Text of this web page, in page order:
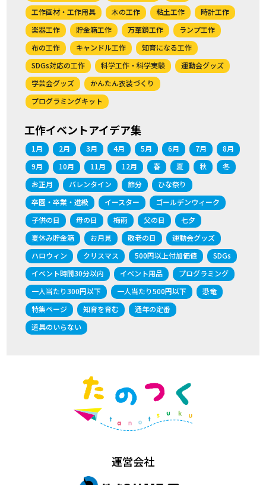
工作画材・工作用具
木の工作 粘土工作
時計工作
楽器工作
貯金箱工作 万華鏡工作
ランプ工作
布の工作
キャンドル工作
知育になる工作
SDGs対応の工作
科学工作・科学実験
運動会グッズ
学芸会グッズ
かんたん衣装づくり
プログラミングキット
工作イベントアイデア集
1月 2月 3月 4月 5月 6月 7月
8月
9月
10月 11月 12月 春 夏 秋
冬
お正月
バレンタイン 節分
ひな祭り
卒園・卒業・進級
イースター
ゴールデンウィーク
子供の日
母の日 梅雨 父の日
七夕
夏休み貯金箱
お月見 敬老の日
運動会グッズ
ハロウィン
クリスマス 500円以上付加価値
SDGs
イベント時間30分以内
イベント用品
プログラミング
一人当たり300円以下
一人当たり500円以下
恐竜
特集ページ
知育を育む
通年の定番
道具のいらない
運営会社